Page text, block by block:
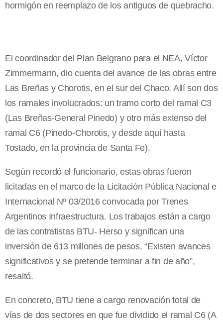
hormigón en reemplazo de los antiguos de quebracho.
El coordinador del Plan Belgrano para el NEA, Víctor
Zimmermann, dio cuenta del avance de las obras entre
Las Breñas y Chorotis, en el sur del Chaco. Allí son dos
los ramales involucrados: un tramo corto del ramal C3
(Las Breñas-General Pinedo) y otro más extenso del
ramal C6 (Pinedo-Chorotis, y desde aquí hasta
Tostado, en la provincia de Santa Fe).
Según recordó el funcionario, estas obras fueron
licitadas en el marco de la Licitación Pública Nacional e
Internacional Nº 03/2016 convocada por Trenes
Argentinos Infraestructura. Los trabajos están a cargo
de las contratistas BTU- Herso y significan una
inversión de 613 millones de pesos. “Existen avances
significativos y se pretende terminar a fin de año”,
resaltó.
En concreto, BTU tiene a cargo renovación total de
vías de dos sectores en que fue dividido el ramal C6 (A